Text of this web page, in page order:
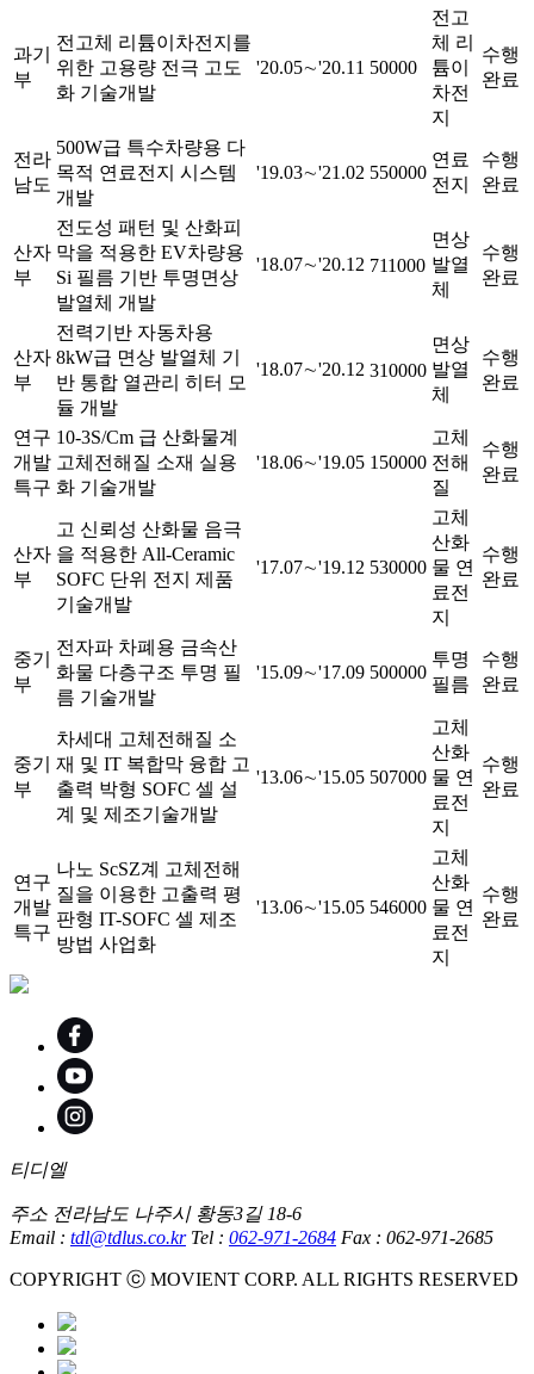
과기
부
전고체 리튬이차전지를
위한 고용량 전극 고도
화 기술개발
'20.05∼'20.11 50000
전고
체 리
튬이
차전
지
수행
완료
전라
남도
500W급 특수차량용 다
목적 연료전지 시스템
개발
'19.03∼'21.02 550000
연료
전지
수행
완료
산자
부
전도성 패턴 및 산화피
막을 적용한 EV차량용
Si 필름 기반 투명면상
발열체 개발
'18.07∼'20.12 711000
면상
발열
체
수행
완료
산자
부
전력기반 자동차용
8kW급 면상 발열체 기
반 통합 열관리 히터 모
듈 개발
'18.07∼'20.12 310000
면상
발열
체
수행
완료
연구
개발
특구
10-3S/Cm 급 산화물계
고체전해질 소재 실용
화 기술개발
'18.06∼'19.05 150000
고체
전해
질
수행
완료
산자
부
고 신뢰성 산화물 음극
을 적용한 All-Ceramic
SOFC 단위 전지 제품
기술개발
'17.07∼'19.12 530000
고체
산화
물 연
료전
지
수행
완료
중기
부
전자파 차폐용 금속산
화물 다층구조 투명 필
름 기술개발
'15.09∼'17.09 500000
투명
필름
수행
완료
중기
부
차세대 고체전해질 소
재 및 IT 복합막 융합 고
출력 박형 SOFC 셀 설
계 및 제조기술개발
'13.06∼'15.05 507000
고체
산화
물 연
료전
지
수행
완료
연구
개발
특구
나노 ScSZ계 고체전해
질을 이용한 고출력 평
판형 IT-SOFC 셀 제조
방법 사업화
'13.06∼'15.05 546000
고체
산화
물 연
료전
지
수행
완료
티디엘
주소 전라남도 나주시 황동3길 18-6
Email : tdl@tdlus.co.kr Tel : 062-971-2684 Fax : 062-971-2685
COPYRIGHT ⓒ MOVIENT CORP. ALL RIGHTS RESERVED